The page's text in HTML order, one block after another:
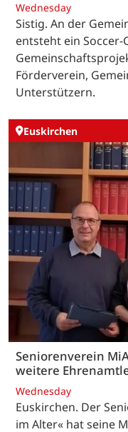
Wednesday
Sistig. An der
entsteht ein
Förderverein,
Unterstützern.
Euskirchen
Seniorenverein
weitere
Wednesday
Euskirchen. Der
im Alter« hat seine